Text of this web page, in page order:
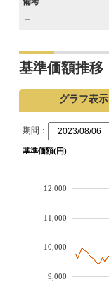
－
基準価額推移
グラフ表示
期間：
基準価額(円)
9,000
10,000
11,000
12,000